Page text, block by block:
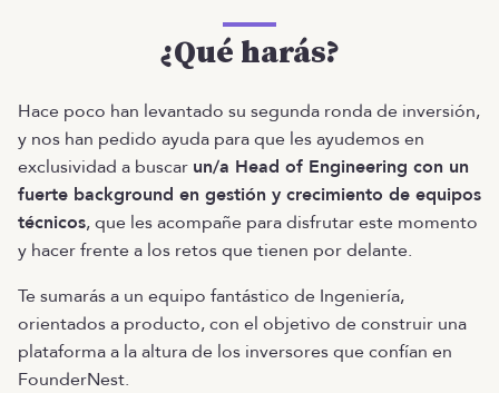
¿Qué harás?
Hace poco han levantado su segunda ronda de inversión,
y nos han pedido ayuda para que les ayudemos en
exclusividad a buscar un/a Head of Engineering con un
fuerte background en gestión y crecimiento de equipos
técnicos, que les acompañe para disfrutar este momento
y hacer frente a los retos que tienen por delante.
Te sumarás a un equipo fantástico de Ingeniería,
orientados a producto, con el objetivo de construir una
plataforma a la altura de los inversores que confían en
FounderNest.